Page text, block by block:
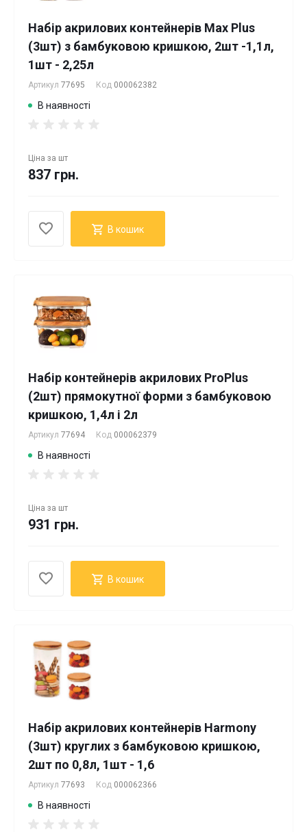
Набір акрилових контейнерів Max Plus
(3шт) з бамбуковою кришкою, 2шт -1,1л,
1шт - 2,25л
Артикул 77695 Код 000062382
В наявності
Ціна за шт
837 грн.
В кошик
Набір контейнерів акрилових ProPlus
(2шт) прямокутної форми з бамбуковою
кришкою, 1,4л і 2л
Артикул 77694 Код 000062379
В наявності
Ціна за шт
931 грн.
В кошик
Набір акрилових контейнерів Harmony
(3шт) круглих з бамбуковою кришкою,
2шт по 0,8л, 1шт - 1,6
Артикул 77693 Код 000062366
В наявності